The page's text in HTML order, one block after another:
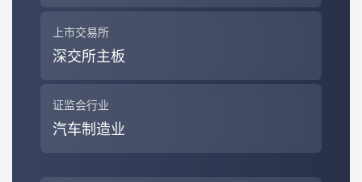
上市交易所
深交所主板
证监会行业
汽车制造业